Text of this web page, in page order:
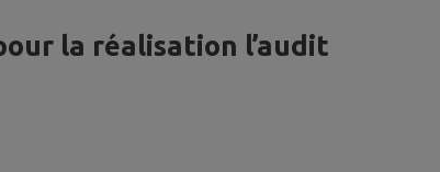
la réalisation l’audit